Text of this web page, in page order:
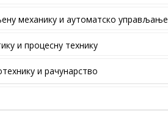
механику и аутоматско управљање
и процесну технику
и рачунарство